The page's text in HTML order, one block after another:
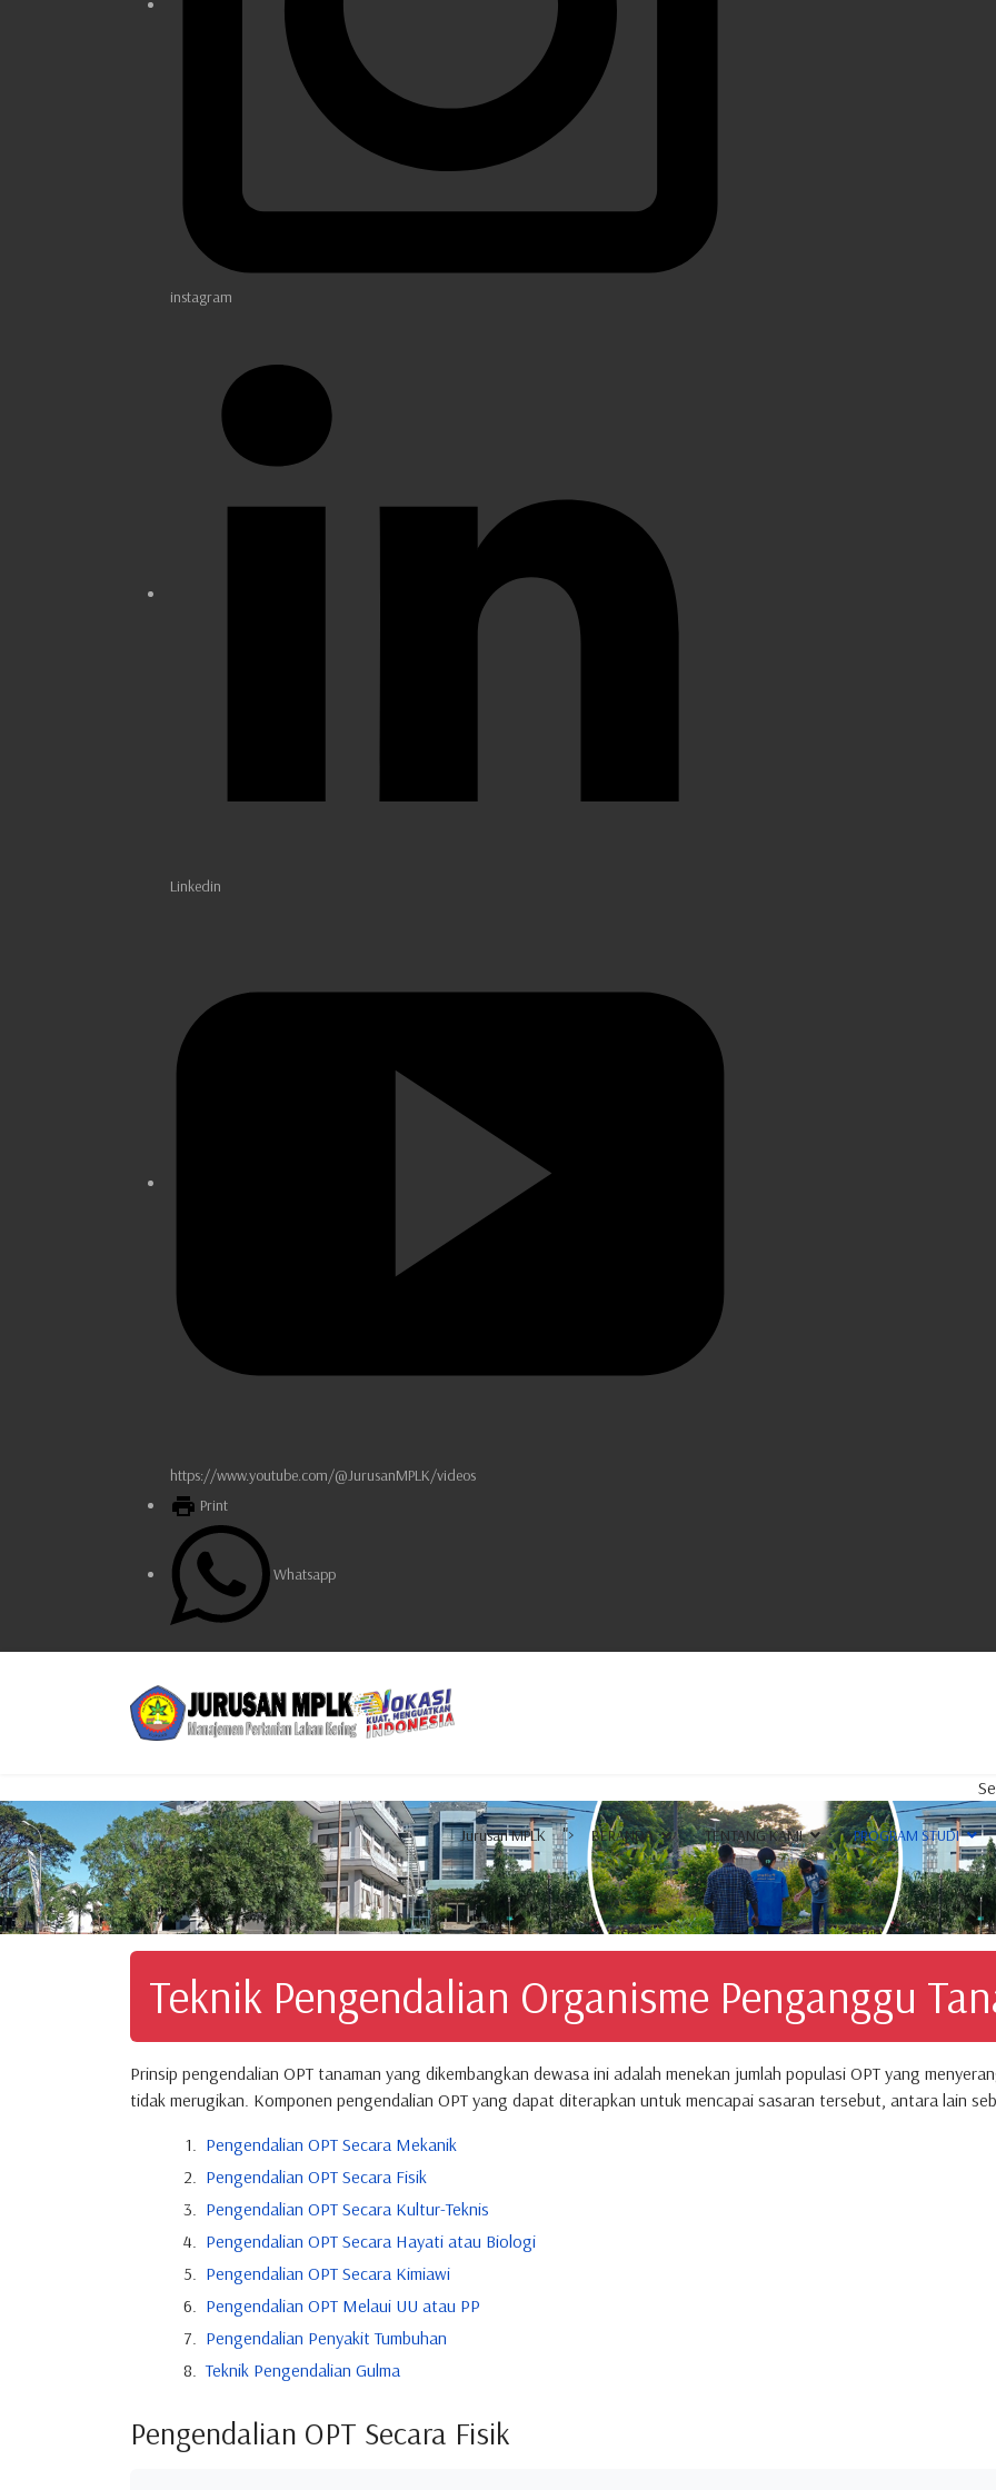
instagram
Linkedin
https://www.youtube.com/@JurusanMPLK/videos
Print
Whatsapp
Jurusan MPLK "> BERANDA TENTANG KAMI PROGRAM STUDI
Selamat
Teknik Pengendalian Organisme Penganggu
Prinsip pengendalian OPT tanaman yang dikembangkan dewasa ini adalah menekan jumlah populasi OPT yang
tidak merugikan. Komponen pengendalian OPT yang dapat diterapkan untuk mencapai sasaran tersebut, antara lain
Pengendalian OPT Secara Mekanik
Pengendalian OPT Secara Fisik
Pengendalian OPT Secara Kultur-Teknis
Pengendalian OPT Secara Hayati atau Biologi
Pengendalian OPT Secara Kimiawi
Pengendalian OPT Melaui UU atau PP
Pengendalian Penyakit Tumbuhan
Teknik Pengendalian Gulma
Pengendalian OPT Secara Fisik